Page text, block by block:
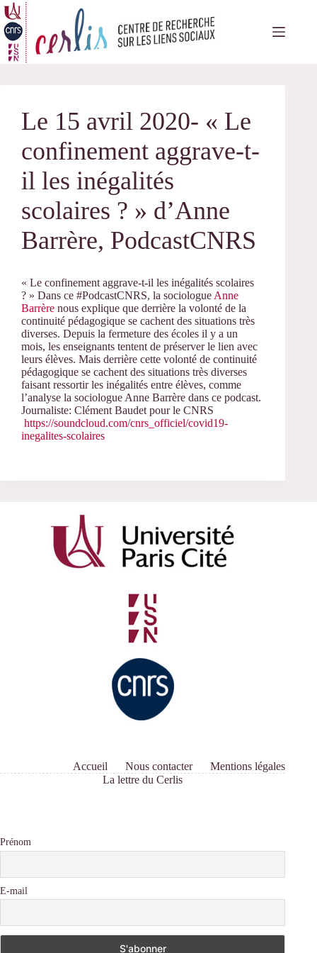
Passer
au
contenu
Le 15 avril 2020- « Le
confinement aggrave-t-
il les inégalités
scolaires ? » d’Anne
Barrère, PodcastCNRS
« Le confinement aggrave-t-il les inégalités scolaires
? » Dans ce #PodcastCNRS, la sociologue Anne
Barrère nous explique que derrière la volonté de la
continuité pédagogique se cachent des situations très
diverses. Depuis la fermeture des écoles il y a un
mois, les enseignants tentent de préserver le lien avec
leurs élèves. Mais derrière cette volonté de continuité
pédagogique se cachent des situations très diverses
faisant ressortir les inégalités entre élèves, comme
l’analyse la sociologue Anne Barrère dans ce podcast.
Journaliste: Clément Baudet pour le CNRS
https://soundcloud.com/cnrs_officiel/covid19-
inegalites-scolaires
Accueil Nous contacter
Mentions légales
La lettre du Cerlis
Prénom
E-mail